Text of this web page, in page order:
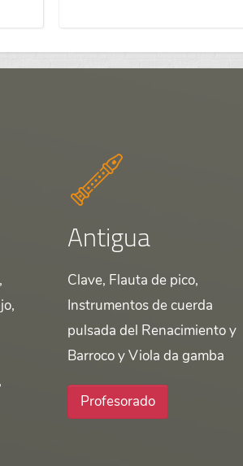
Antigua
Clave, Flauta de pico,
Instrumentos de cuerda
pulsada del Renacimiento y
Barroco y Viola da gamba
Profesorado